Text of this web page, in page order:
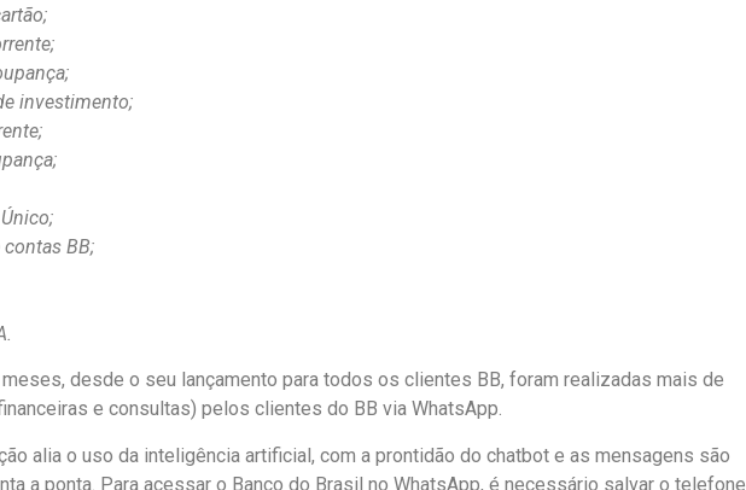
investimento;
BB;
meses, desde o seu lançamento para todos os clientes BB, foram realizadas mais de
e consultas) pelos clientes do BB via WhatsApp.
alia o uso da inteligência artificial, com a prontidão do chatbot e as mensagens são
a ponta. Para acessar o Banco do Brasil no WhatsApp, é necessário salvar o telefone